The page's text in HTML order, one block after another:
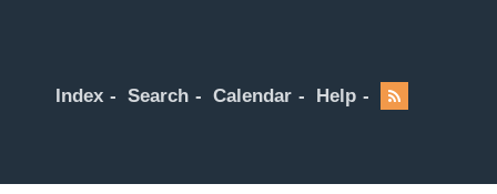
Index Search Calendar Help